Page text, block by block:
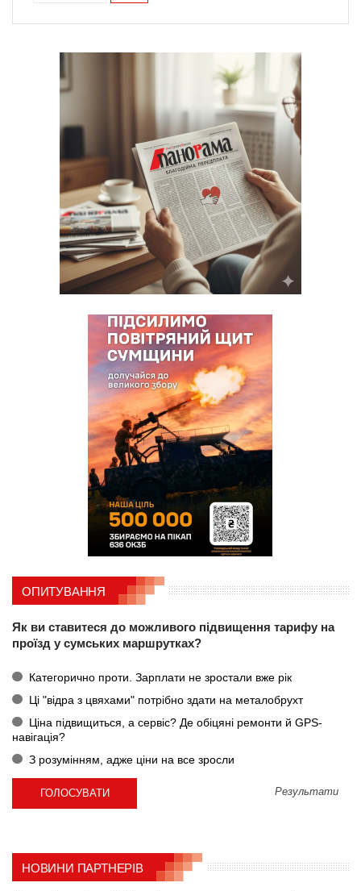
ОПИТУВАННЯ
Як ви ставитеся до можливого підвищення тарифу на
проїзд у сумських маршрутках?
Категорично проти. Зарплати не зростали вже рік
Ці "відра з цвяхами" потрібно здати на металобрухт
Ціна підвищиться, а сервіс? Де обіцяні ремонти й GPS-
навігація?
З розумінням, адже ціни на все зросли
Результати
НОВИНИ ПАРТНЕРІВ